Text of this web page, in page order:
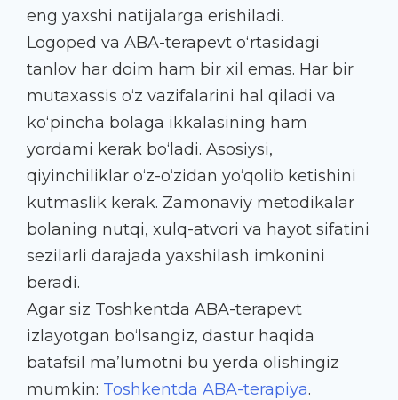
eng yaxshi natijalarga erishiladi.
Logoped va ABA-terapevt o‘rtasidagi
tanlov har doim ham bir xil emas. Har bir
mutaxassis o‘z vazifalarini hal qiladi va
ko‘pincha bolaga ikkalasining ham
yordami kerak bo‘ladi. Asosiysi,
qiyinchiliklar o‘z-o‘zidan yo‘qolib ketishini
kutmaslik kerak. Zamonaviy metodikalar
bolaning nutqi, xulq-atvori va hayot sifatini
sezilarli darajada yaxshilash imkonini
beradi.
Agar siz Toshkentda ABA-terapevt
izlayotgan bo‘lsangiz, dastur haqida
batafsil ma’lumotni bu yerda olishingiz
mumkin: Toshkentda ABA-terapiya.